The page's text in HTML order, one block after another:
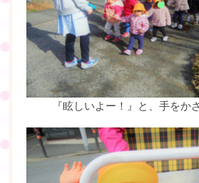
『眩しいよー！』と、手をか